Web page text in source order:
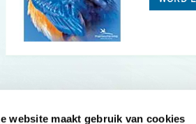
website maakt gebruik van cookies